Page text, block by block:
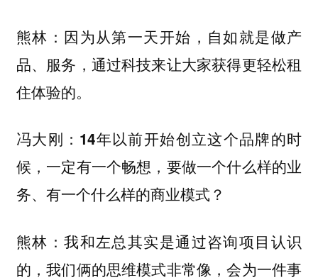
熊林： 因为从第一天开始，自如就是做产
品、服务，通过科技来让大家获得更轻松租
住体验的。
冯大刚：14年以前开始创立这个品牌的时
候，一定有一个畅想，要做一个什么样的业
务、有一个什么样的商业模式？
熊林：我和左总其实是通过咨询项目认识
的，我们俩的思维模式非常像，会为一件事